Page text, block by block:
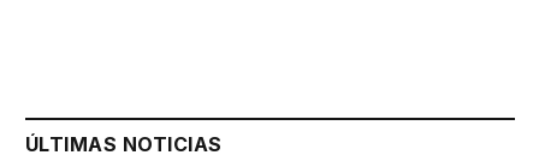
ÚLTIMAS NOTICIAS